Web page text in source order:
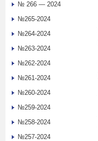
№ 266 — 2024
№265-2024
№264-2024
№263-2024
№262-2024
№261-2024
№260-2024
№259-2024
№258-2024
№257-2024